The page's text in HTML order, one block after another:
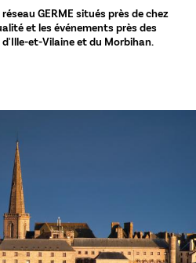
GERME situés près de chez
et les événements près des
et-Vilaine et du Morbihan.